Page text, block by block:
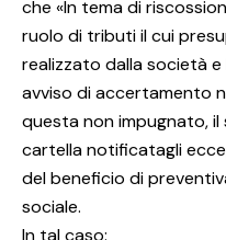
che «In tema di
ruolo di tributi il cui
realizzato dalla società
avviso di accertamento
questa non impugnato,
cartella notificatagli
del beneficio di
sociale.
In tal caso: